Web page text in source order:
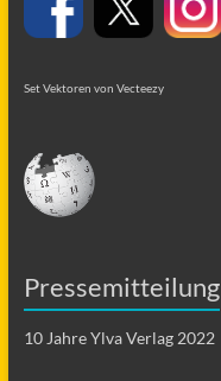
Set Vektoren von Vecteezy
Pressemitteilung
10 Jahre Ylva Verlag 2022